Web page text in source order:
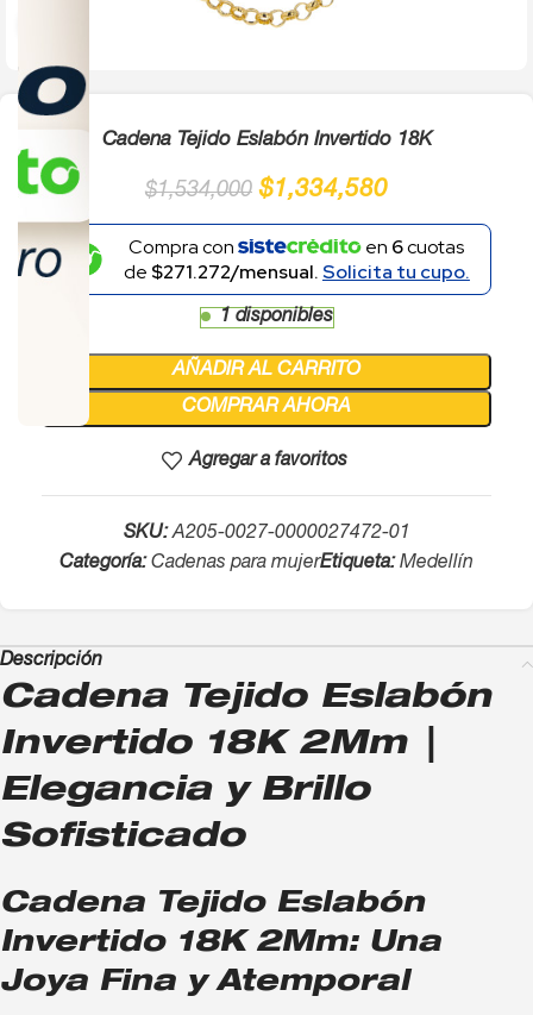
Cadena Tejido Eslabón Invertido 18K
$1,534,000 $1,334,580
Compra con en 6cuotas
de $271.272/mensual.Solicita tu cupo.
1 disponibles
AÑADIR AL CARRITO
COMPRAR AHORA
Agregar a favoritos
SKU:A205-0027-0000027472-01
Categoría: Cadenas para mujerEtiqueta: Medellín
Descripción
Cadena Tejido Eslabón
Invertido 18K 2Mm |
Elegancia y Brillo
Sofisticado
Cadena Tejido Eslabón
Invertido 18K 2Mm: Una
Joya Fina y Atemporal